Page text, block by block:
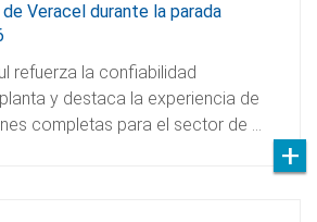
Veracel durante la parada
refuerza la confiabilidad
y destaca la experiencia de
completas para el sector de …